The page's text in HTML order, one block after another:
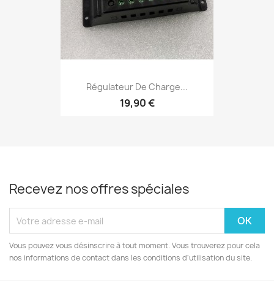
Régulateur De Charge...
19,90 €
Recevez nos offres spéciales
Vous pouvez vous désinscrire à tout moment. Vous trouverez pour cela
nos informations de contact dans les conditions d'utilisation du site.